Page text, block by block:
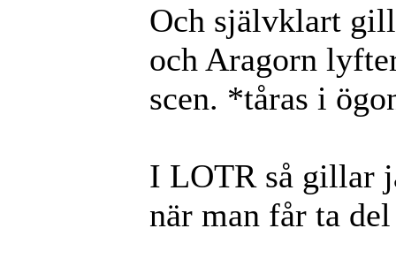
Och självklart
och Aragorn
scen. *tåras i
I LOTR så gillar
när man får ta